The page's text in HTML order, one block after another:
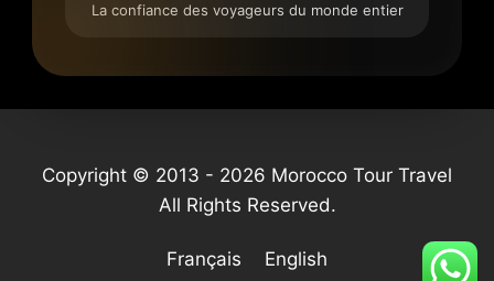
La confiance des voyageurs du monde entier
Copyright © 2013 - 2026 Morocco Tour Travel
All Rights Reserved.
Français English